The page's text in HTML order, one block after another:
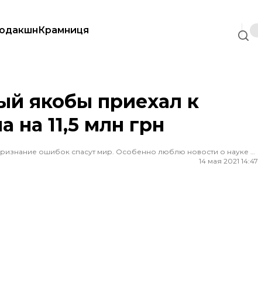
Крамниця
грн
якобы приехал к
на 11,5 млн грн
Редактор ленты новостей hromadske. Считаю, что уважение к каждому, критическое мышление и признание ошибок спасут мир. Особенно люблю новости о науке и космос
14 мая 2021 14:47